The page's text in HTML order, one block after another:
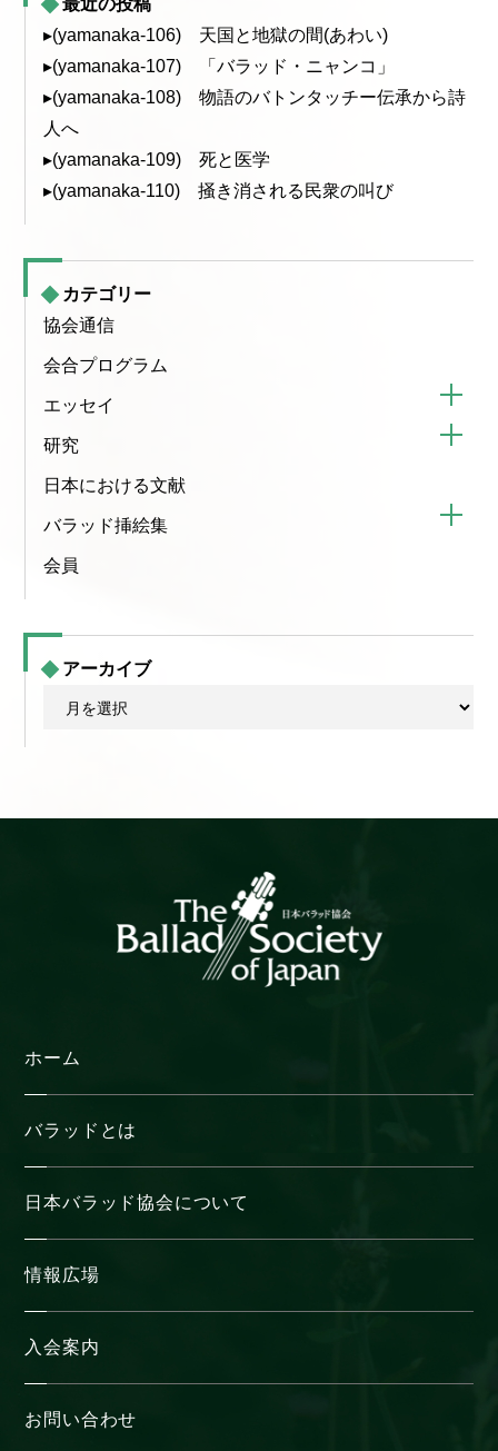
▸(yamanaka-106) 天国と地獄の間(あわい)
▸(yamanaka-107) 「バラッド・ニャンコ」
▸(yamanaka-108) 物語のバトンタッチー伝承から詩
人へ
▸(yamanaka-109) 死と医学
▸(yamanaka-110) 掻き消される民衆の叫び
カテゴリー
協会通信
会合プログラム
エッセイ
研究
日本における文献
バラッド挿絵集
会員
アーカイブ
ブ
ホーム
バラッドとは
日本バラッド協会について
情報広場
入会案内
お問い合わせ